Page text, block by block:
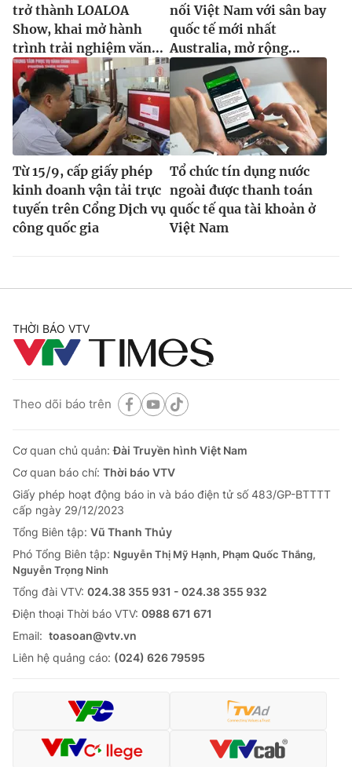
trở thành LOALOA
Show, khai mở hành
trình trải nghiệm văn...
nối Việt Nam với sân bay
quốc tế mới nhất
Australia, mở rộng...
Từ 15/9, cấp giấy phép
kinh doanh vận tải trực
tuyến trên Cổng Dịch vụ
công quốc gia
Tổ chức tín dụng nước
ngoài được thanh toán
quốc tế qua tài khoản ở
Việt Nam
THỜI BÁO VTV
Theo dõi báo trên
Cơ quan chủ quản:Đài Truyền hình Việt Nam
Cơ quan báo chí: Thời báo VTV
Giấy phép hoạt động báo in và báo điện tử số 483/GP-BTTTT
cấp ngày 29/12/2023
Tổng Biên tập: Vũ Thanh Thủy
Phó Tổng Biên tập: Nguyễn Thị Mỹ Hạnh, Phạm Quốc Thắng,
Nguyễn Trọng Ninh
Tổng đài VTV: 024.38 355 931 - 024.38 355 932
Ðiện thoại Thời báo VTV: 0988 671 671
Email: toasoan@vtv.vn
Liên hệ quảng cáo: (024) 626 79595